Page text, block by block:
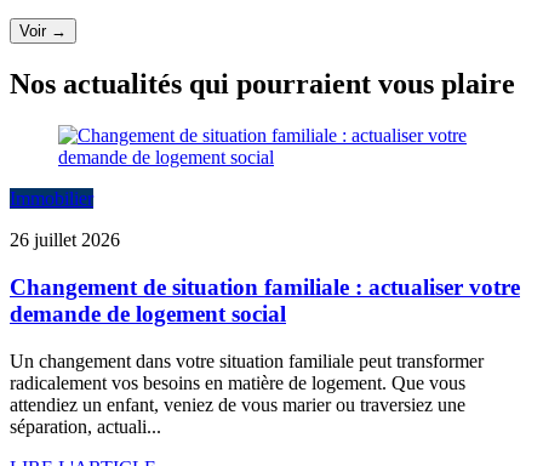
Voir →
Nos actualités qui pourraient vous plaire
Immobilier
26 juillet 2026
Changement de situation familiale : actualiser votre
demande de logement social
Un changement dans votre situation familiale peut transformer
radicalement vos besoins en matière de logement. Que vous
attendiez un enfant, veniez de vous marier ou traversiez une
séparation, actuali...